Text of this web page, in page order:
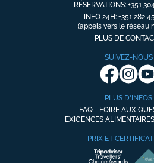
RÉSERVATIONS: +351
INFO 24H: +351 282
(appels vers le réseau
PLUS DE
SUIVEZ-NOUS
PLUS D'INFOS
FAQ - FOIRE AUX
EXIGENCES
PRIX ET